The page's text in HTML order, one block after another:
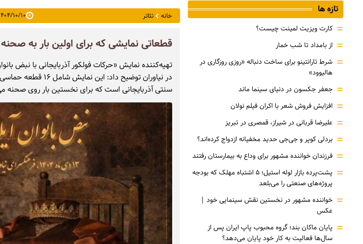
خانه تئاتر ۱۴۰۴/۱۰/۱۰
قطعاتی نمایشی که برای اولین بار به
تهیه‌کننده نمایش «حرکات فولکور آذربایجانی با نبض
در نیاوران توضیح داد:
سنتی آذربایجانی است که برای نخستین بار روی صحنه
تازه ها
= کارت ویزیت لمینت چیست؟
= از بامداد تا شب خمار
= شرط تارانتینو برای ساخت دنباله «روزی روزگاری در
هالیوود»
= جعفر جکسون در دنیای سینما ماند
= افزایش فروش شعر با اکران فیلم نولان
= علیرضا قربانی در شیراز، قمصری در تبریز
= بردلی کوپر و جی‌جی حدید مخفیانه ازدواج کرده‌اند؟
= فرزندان خواننده مشهور برای وداع به بیمارستان رفتند
=
پشت‌پرده بازار لوله استیل؛ ۵ اشتباه مهلک که بودجه
پروژه‌های صنعتی را می‌بلعد
= خواننده مشهور در نخستین نقش سینمایی خود |‌
عکس
= پایان ماکان بند؛ گروه محبوب پاپ ایران پس از
سال‌ها فعالیت به کار خود پایان می‌دهد؟